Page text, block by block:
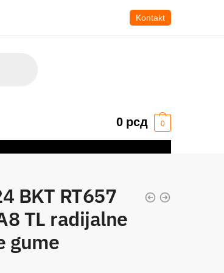
Kontakt
0 рсд 0
BKT RT657
TL radijalne
gume